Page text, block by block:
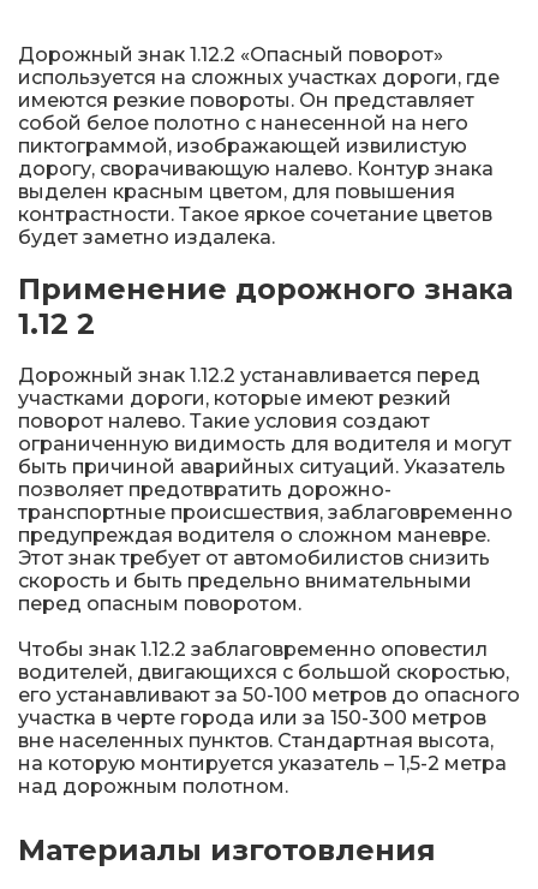
Сферические дорожные зеркала
Светофоры
Светодиодные светофоры T7
Мобильные сигнальные строительные
Материалы для дорожной разметки
Знаки безопасности
Знаки магистральных газопроводов
Дорожное оборудование
Железнодорожные путевые знаки
Прочее
Дорожный знак 1.12.2 «Опасный поворот»
используется на сложных участках дороги, где
имеются резкие повороты. Он представляет
собой белое полотно с нанесенной на него
пиктограммой, изображающей извилистую
дорогу, сворачивающую налево. Контур знака
выделен красным цветом, для повышения
контрастности. Такое яркое сочетание цветов
будет заметно издалека.
Применение дорожного знака
1.12 2
Дорожный знак 1.12.2 устанавливается перед
участками дороги, которые имеют резкий
поворот налево. Такие условия создают
ограниченную видимость для водителя и могут
быть причиной аварийных ситуаций. Указатель
позволяет предотвратить дорожно-
транспортные происшествия, заблаговременно
предупреждая водителя о сложном маневре.
Этот знак требует от автомобилистов снизить
скорость и быть предельно внимательными
перед опасным поворотом.
Чтобы знак 1.12.2 заблаговременно оповестил
водителей, двигающихся с большой скоростью,
его устанавливают за 50-100 метров до опасного
участка в черте города или за 150-300 метров
вне населенных пунктов. Стандартная высота,
на которую монтируется указатель – 1,5-2 метра
над дорожным полотном.
Материалы изготовления